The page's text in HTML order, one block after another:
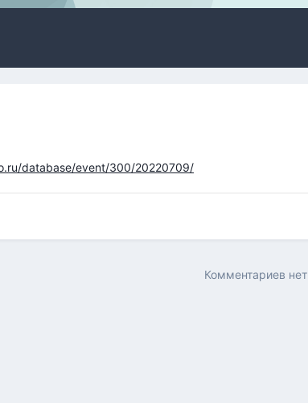
database/event/300/20220709/
Комментариев нет